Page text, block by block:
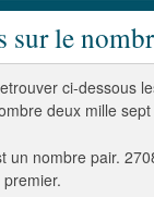
sur le
ci-dessous
deux mille
un nombre pair.